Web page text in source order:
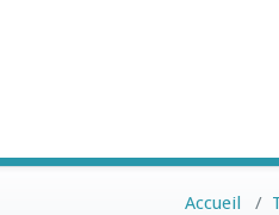
Accueil /